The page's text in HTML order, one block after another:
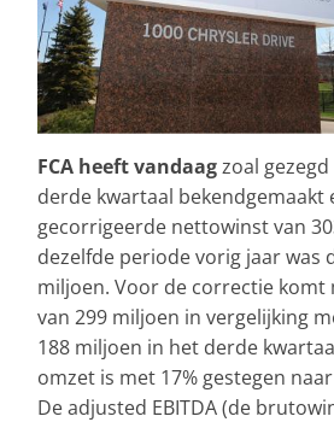
FCA heeft vandaagzoal
derde kwartaal bekendgemaakt
gecorrigeerde nettowinst van
dezelfde periode vorig jaar was
miljoen. Voor de correctie komt
van 299 miljoen in vergelijking
188 miljoen in het derde
omzet is met 17% gestegen
De adjusted EBITDA (de